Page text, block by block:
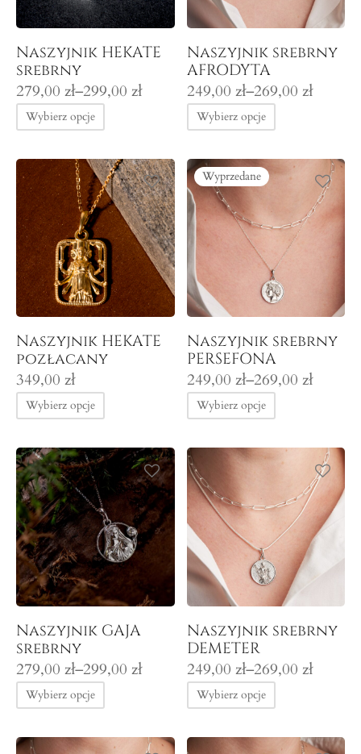
Naszyjnik HEKATE
srebrny
279,00 zł–299,00 zł
Zakres
cen: od
279,00 zł
299,00 zł
Wybierz opcje
Naszyjnik srebrny
AFRODYTA
249,00 zł–269,00 zł
Zakres
cen: od
249,00 zł
269,00 zł
Wybierz opcje
Naszyjnik HEKATE
pozłacany
349,00 zł
Wybierz opcje
Wyprzedane
Naszyjnik srebrny
PERSEFONA
249,00 zł–269,00 zł
Zakres
cen: od
249,00 zł
269,00 zł
Wybierz opcje
Naszyjnik GAJA
srebrny
279,00 zł–299,00 zł
Zakres
cen: od
279,00 zł
299,00 zł
Wybierz opcje
Naszyjnik srebrny
DEMETER
249,00 zł–269,00 zł
Zakres
cen: od
249,00 zł
269,00 zł
Wybierz opcje